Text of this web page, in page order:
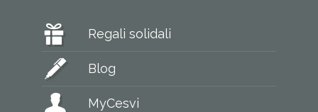
Regali solidali
Blog
MyCesvi